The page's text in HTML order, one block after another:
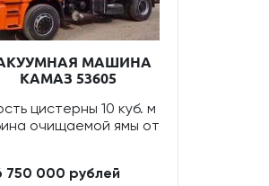
МАШИНА
КАМАЗ 53605
цистерны 10 куб. м
очищаемой ямы от
750 000 рублей